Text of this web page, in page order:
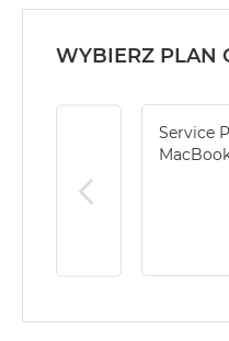
WYBIERZ PLAN
Service